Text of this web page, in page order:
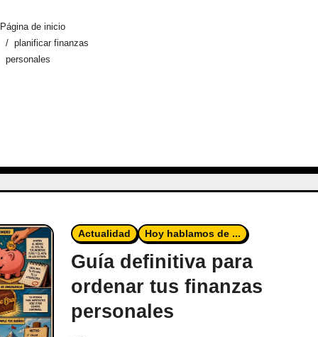
Página de inicio
planificar finanzas
personales
Actualidad Hoy hablamos de ...
Guía definitiva para
ordenar tus finanzas
personales